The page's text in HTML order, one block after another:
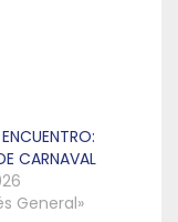
CARNAVAL
General»